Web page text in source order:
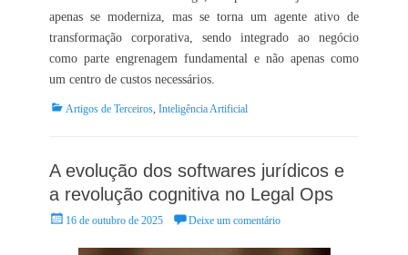
apenas se moderniza, mas se torna um agente ativo de
transformação corporativa, sendo integrado ao negócio
como parte engrenagem fundamental e não apenas como
um centro de custos necessários.
Categorias:
Artigos de Terceiros, Inteligência Artificial
A evolução dos softwares jurídicos e
a revolução cognitiva no Legal Ops
Posted16 de outubro de 2025 Deixe um comentário